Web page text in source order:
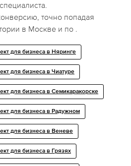
точно попадая
в Москве и по .
для бизнеса в Няринге
для бизнеса в Чиатуре
для бизнеса в Семикаракорске
для бизнеса в Радужном
для бизнеса в Веневе
для бизнеса в Грязях